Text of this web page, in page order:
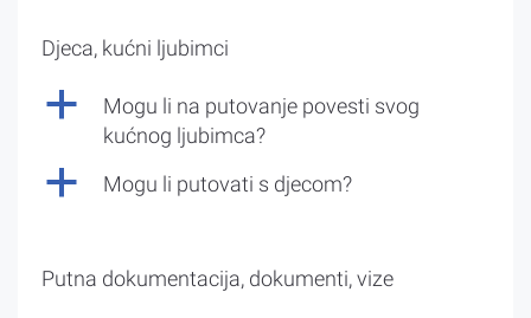
Djeca, kućni ljubimci
a
Mogu li na putovanje povesti svog
kućnog ljubimca?
a Mogu li putovati s djecom?
Putna dokumentacija, dokumenti, vize